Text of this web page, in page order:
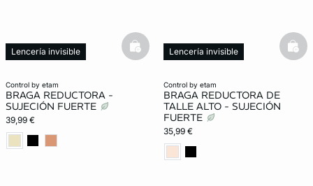
control by etam
BRAGA REDUCTORA -
SUJECIÓN FUERTE
39,99 €
Lencería invisible
basketfull
control by etam
BRAGA REDUCTORA DE
TALLE ALTO - SUJECIÓN
FUERTE
35,99 €
Lencería invisible